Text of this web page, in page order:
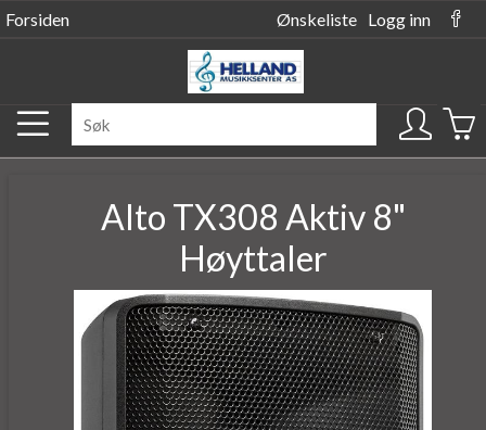
Forsiden Ønskeliste Logg inn
Alto TX308 Aktiv 8"
Høyttaler